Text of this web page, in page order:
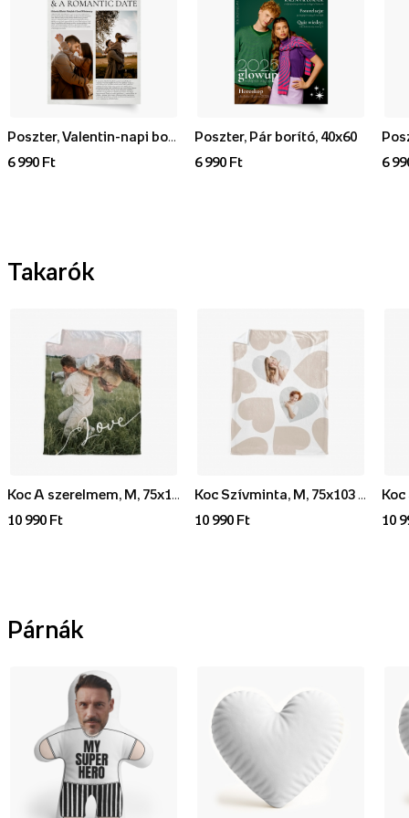
6 990 Ft
Poszter, Pár borító, 40x60
6 990 Ft
6
Takarók
10 990 Ft
10 990 Ft
Koc
10
Párnák